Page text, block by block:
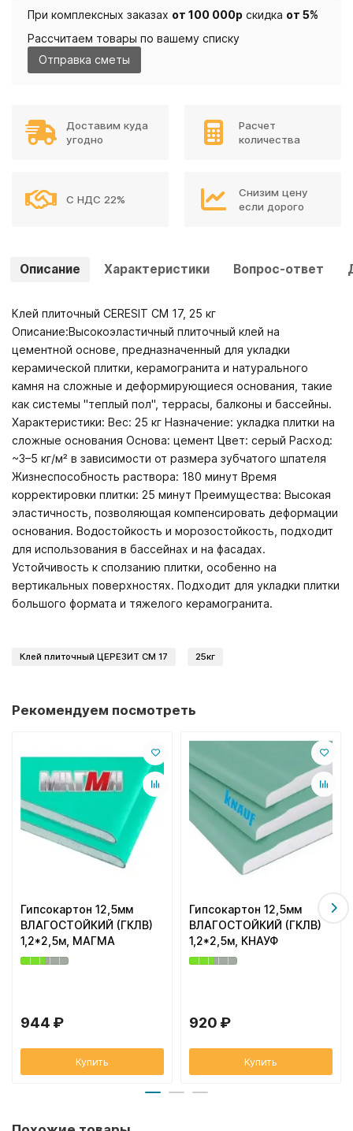
При комплексных заказах от 100 000р скидка от 5%
Рассчитаем товары по вашему списку
Отправка сметы
Доставим куда
угодно
Расчет
количества
С НДС 22%
Снизим цену
если дорого
Описание Характеристики Вопрос-ответ
Клей плиточный CERESIT CM 17, 25 кг
Описание:Высокоэластичный плиточный клей на
цементной основе, предназначенный для укладки
керамической плитки, керамогранита и натурального
камня на сложные и деформирующиеся основания, такие
как системы "теплый пол", террасы, балконы и бассейны.
Характеристики: Вес: 25 кг Назначение: укладка плитки на
сложные основания Основа: цемент Цвет: серый Расход:
~3–5 кг/м² в зависимости от размера зубчатого шпателя
Жизнеспособность раствора: 180 минут Время
корректировки плитки: 25 минут Преимущества: Высокая
эластичность, позволяющая компенсировать деформации
основания. Водостойкость и морозостойкость, подходит
для использования в бассейнах и на фасадах.
Устойчивость к сползанию плитки, особенно на
вертикальных поверхностях. Подходит для укладки плитки
большого формата и тяжелого керамогранита.
Клей плиточный ЦЕРЕЗИТ CM 17 25кг
Рекомендуем посмотреть
Гипсокартон 12,5мм
ВЛАГОСТОЙКИЙ (ГКЛВ)
1,2*2,5м, МАГМА
944 ₽
Купить
Гипсокартон 12,5мм
ВЛАГОСТОЙКИЙ (ГКЛВ)
1,2*2,5м, КНАУФ
920 ₽
Купить